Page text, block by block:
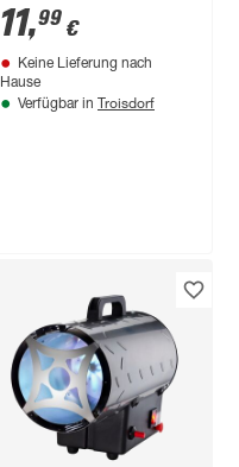
teilig
11,99 €
Keine Lieferung nach
Hause
Verfügbar in Troisdorf